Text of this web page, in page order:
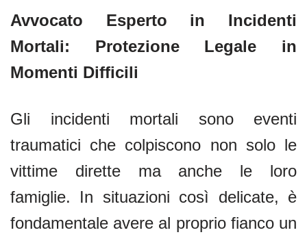
Avvocato Esperto in Incidenti
Mortali: Protezione Legale in
Momenti Difficili
Gli incidenti mortali sono eventi
traumatici che colpiscono non solo le
vittime dirette ma anche le loro
famiglie. In situazioni così delicate, è
fondamentale avere al proprio fianco un